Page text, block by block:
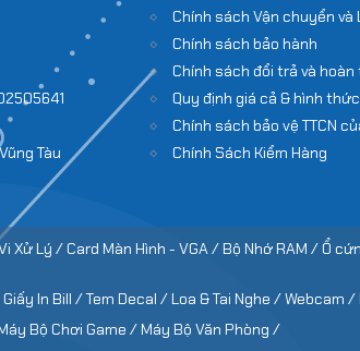
Tàu
Chính sách Vận chuyển và
Chính sách bảo hành
Chính sách đổi trả và hoàn
Quy định giá cả & hình
Chính sách bảo vệ TTCN
Chính Sách Kiểm Hàng
Xử Lý / Card Màn Hình - VGA /Bộ Nhớ RAM /Ổ
Giấy In Bill / Tem Decal / Loa & Tai Nghe /Webcam /
Bộ Chơi Game / Máy Bộ Văn Phòng /